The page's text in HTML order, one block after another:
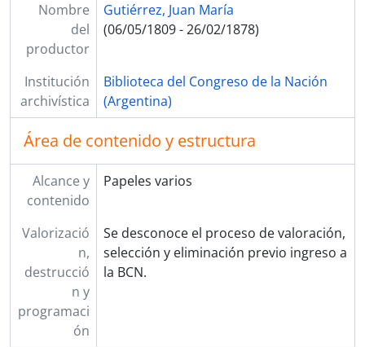
Nombre
del
productor
Gutiérrez, Juan María
(06/05/1809 - 26/02/1878)
Institución
archivística
Biblioteca del Congreso de la Nación
(Argentina)
Área de contenido y estructura
Alcance y
contenido
Papeles varios
Valorizació
n,
destrucció
n y
programaci
ón
Se desconoce el proceso de valoración,
selección y eliminación previo ingreso a
la BCN.